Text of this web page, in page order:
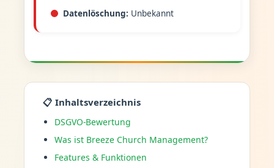
Datenlöschung: Unbekannt
📋 Inhaltsverzeichnis
DSGVO-Bewertung
Was ist Breeze Church Management?
Features & Funktionen